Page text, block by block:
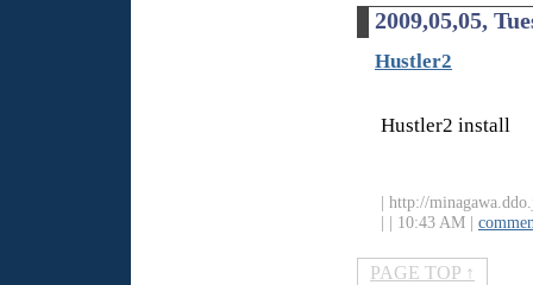
2009,05,05,
Hustler2
Hustler2 install
| http://
| | 10:43 AM |
PAGE TOP ↑